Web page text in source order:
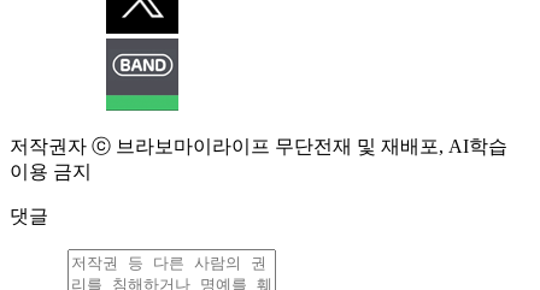
저작권자 ⓒ 브라보마이라이프 무단전재 및 재배포, AI학습
이용 금지
댓글